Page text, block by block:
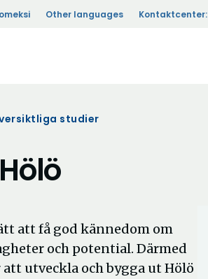
Other languages Kontaktcenter:
studier
att få god kännedom om
och potential. Därmed
utveckla och bygga ut Hölö